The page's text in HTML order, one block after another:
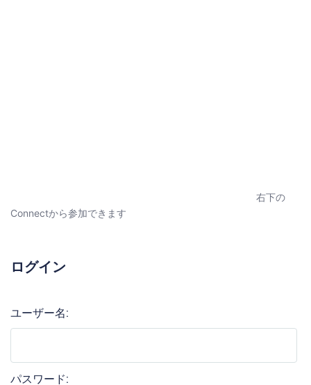
右下の
Connectから参加できます
ログイン
ユーザー名:
パスワード: